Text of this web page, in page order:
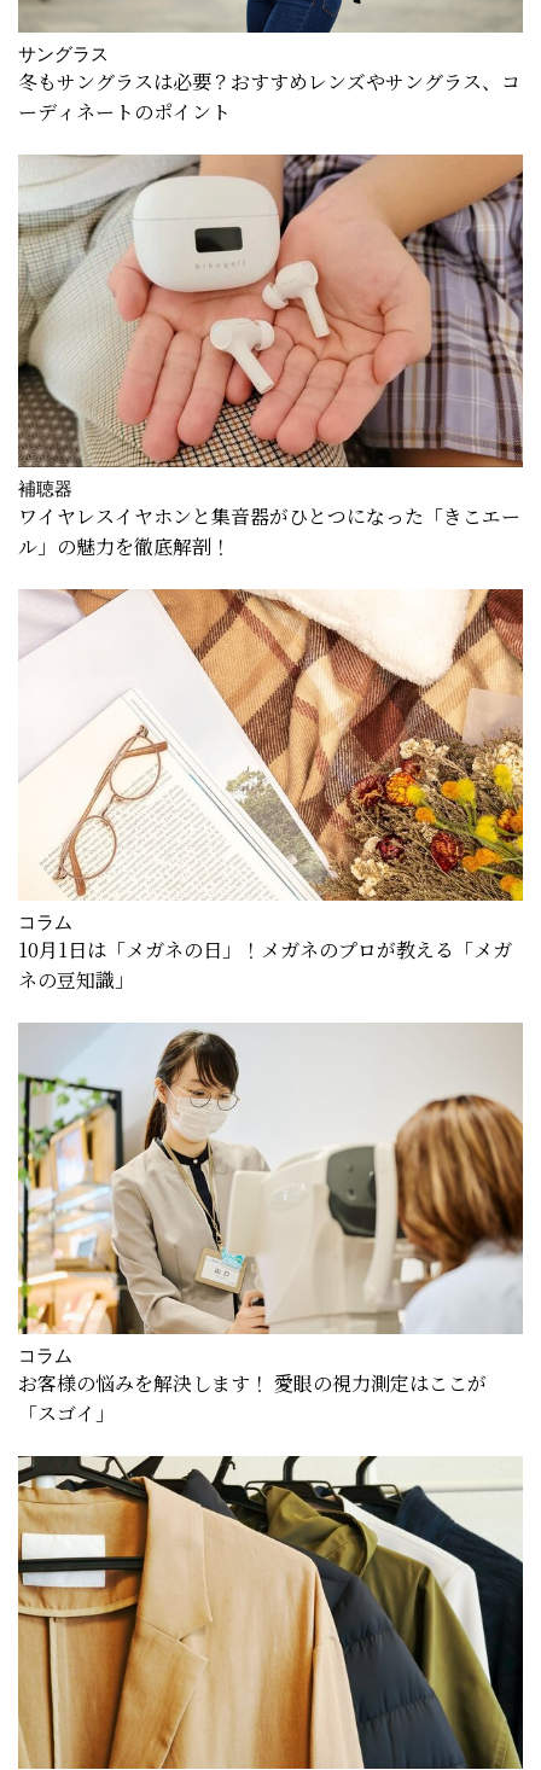
サングラス
冬もサングラスは必要？おすすめレンズやサングラス、コ
ーディネートのポイント
補聴器
ワイヤレスイヤホンと集音器がひとつになった「きこエー
ル」の魅力を徹底解剖！
コラム
10月1日は「メガネの日」！メガネのプロが教える「メガ
ネの豆知識」
コラム
お客様の悩みを解決します！ 愛眼の視力測定はここが
「スゴイ」